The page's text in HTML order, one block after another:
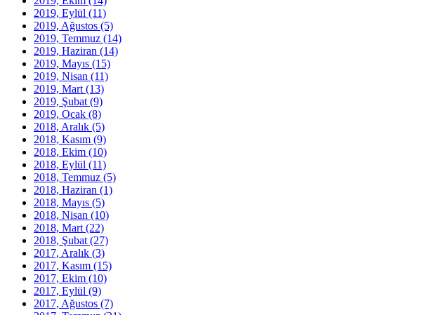
2019, Eylül (11)
2019, Ağustos (5)
2019, Temmuz (14)
2019, Haziran (14)
2019, Mayıs (15)
2019, Nisan (11)
2019, Mart (13)
2019, Şubat (9)
2019, Ocak (8)
2018, Aralık (5)
2018, Kasım (9)
2018, Ekim (10)
2018, Eylül (11)
2018, Temmuz (5)
2018, Haziran (1)
2018, Mayıs (5)
2018, Nisan (10)
2018, Mart (22)
2018, Şubat (27)
2017, Aralık (3)
2017, Kasım (15)
2017, Ekim (10)
2017, Eylül (9)
2017, Ağustos (7)